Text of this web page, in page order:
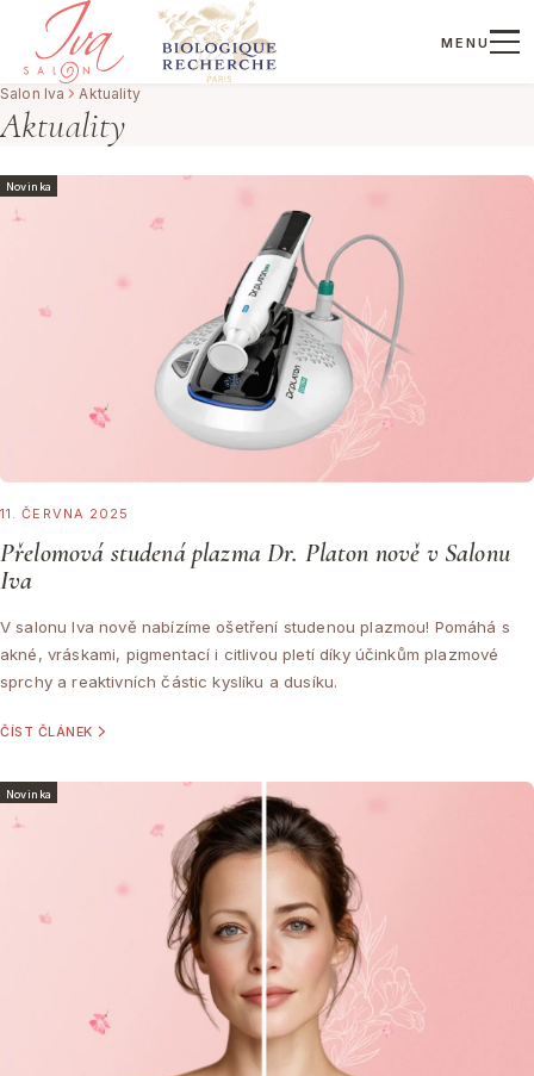
MENU
Aktuality
Salon Iva Aktuality
Novinka
11. ČERVNA 2025
Přelomová studená plazma Dr. Platon nově v Salonu
Iva
V salonu Iva nově nabízíme ošetření studenou plazmou! Pomáhá s
akné, vráskami, pigmentací i citlivou pletí díky účinkům plazmové
sprchy a reaktivních částic kyslíku a dusíku.
ČÍST ČLÁNEK
Novinka